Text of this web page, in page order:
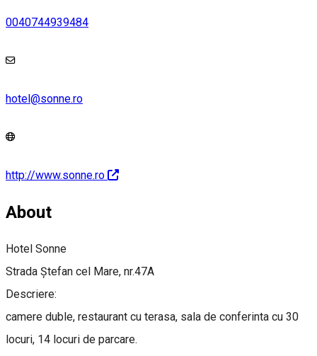
0040744939484
hotel@sonne.ro
http://www.sonne.ro
About
Hotel Sonne
Strada Ștefan cel Mare, nr.47A
Descriere:
camere duble, restaurant cu terasa, sala de conferinta cu 30
locuri, 14 locuri de parcare.